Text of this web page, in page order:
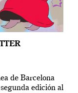
de Barcelona
edición al